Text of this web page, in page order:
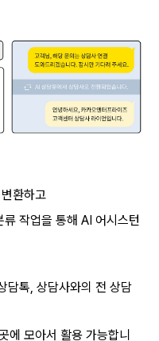
환하고
작업을 통해 AI 어시스턴
담톡, 상담사와의 전 상담
에 모아서 활용 가능합니